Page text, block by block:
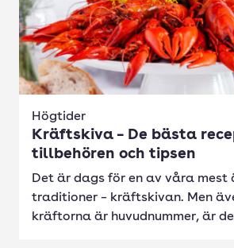
Högtider
Kräftskiva – De bästa
tillbehören och tipsen
Det är dags för en av våra mest
traditioner – kräftskivan. Men
kräftorna är huvudnummer, är